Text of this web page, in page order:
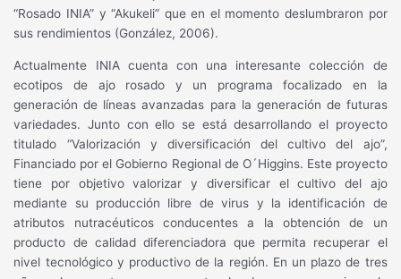
“Rosado INIA” y “Akukeli” que en el momento deslumbraron por
sus rendimientos (González, 2006).
Actualmente INIA cuenta con una interesante colección de
ecotipos de ajo rosado y un programa focalizado en la
generación de líneas avanzadas para la generación de futuras
variedades. Junto con ello se está desarrollando el proyecto
titulado “Valorización y diversificación del cultivo del ajo”,
Financiado por el Gobierno Regional de O´Higgins. Este proyecto
tiene por objetivo valorizar y diversificar el cultivo del ajo
mediante su producción libre de virus y la identificación de
atributos nutracéuticos conducentes a la obtención de un
producto de calidad diferenciadora que permita recuperar el
nivel tecnológico y productivo de la región. En un plazo de tres